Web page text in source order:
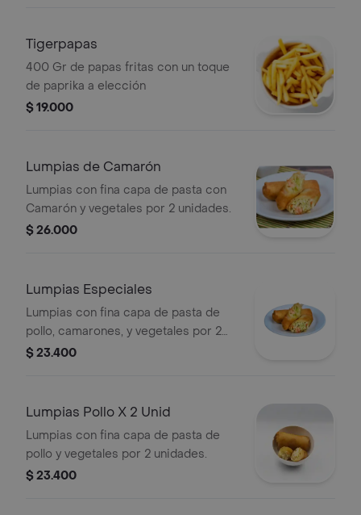
Tigerpapas
400 Gr de papas fritas con un toque
de paprika a elección
$ 19.000
Lumpias de Camarón
Lumpias con fina capa de pasta con
Camarón y vegetales por 2 unidades.
$ 26.000
Lumpias Especiales
Lumpias con fina capa de pasta de
pollo, camarones, y vegetales por 2
unidades.
$ 23.400
Lumpias Pollo X 2 Unid
Lumpias con fina capa de pasta de
pollo y vegetales por 2 unidades.
$ 23.400